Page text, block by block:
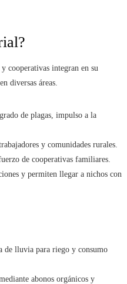
cooperativas integran en su
diversas áreas.
de plagas, impulso a la
y comunidades rurales.
de cooperativas familiares.
y permiten llegar a nichos con
de lluvia para riego y consumo
abonos orgánicos y